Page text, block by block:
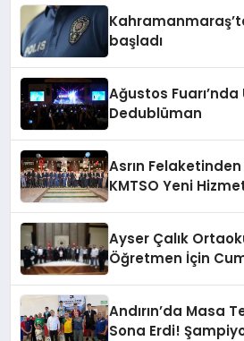
başladı
Ağustos
Dedublüman
Asrın Felaketinden
KMTSO Yeni
Ayser Çalık
Öğretmen İçin
Andırın’da Masa
Sona Erdi!